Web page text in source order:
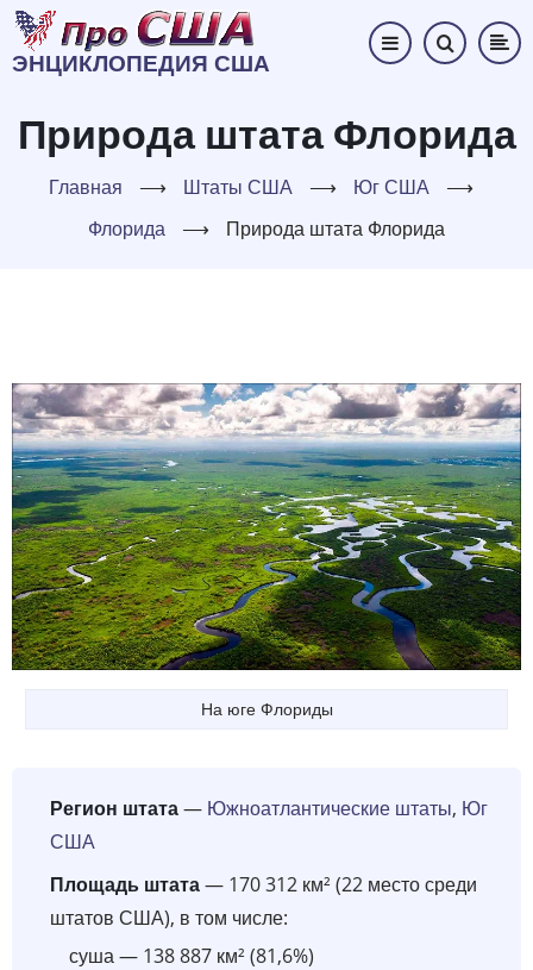
Перейти
основному
ЭНЦИКЛОПЕДИЯ США
Природа штата Флорида
Главная ⟶ Штаты США ⟶ Юг США
⟶
Флорида
⟶ Природа штата Флорида
На юге Флориды
Регион штата— Южноатлантические штаты, Юг
США
Площадь штата— 170 312 км² (22 место среди
штатов США), в том числе:
суша — 138 887 км² (81,6%)